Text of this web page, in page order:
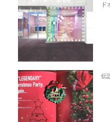
ド
伝